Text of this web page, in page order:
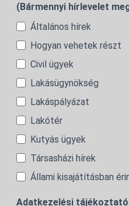
(Bármennyi hírlevelet
Általános hírek
Hogyan vehetek részt
Civil ügyek
Lakásügynökség
Lakáspályázat
Lakótér
Kutyás ügyek
Társasházi hírek
Állami kisajátításban
Adatkezelési tájékoztató